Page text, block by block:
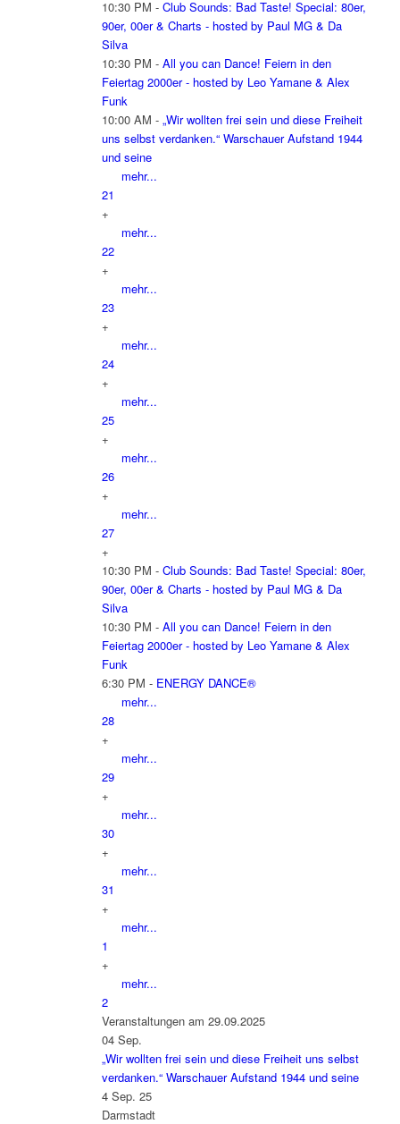
10:30 PM - Club Sounds: Bad Taste! Special: 80er,
90er, 00er & Charts - hosted by Paul MG & Da
Silva
10:30 PM - All you can Dance! Feiern in den
Feiertag 2000er - hosted by Leo Yamane & Alex
Funk
10:00 AM - „Wir wollten frei sein und diese Freiheit
uns selbst verdanken.“ Warschauer Aufstand 1944
und seine
mehr...
21
+
mehr...
22
+
mehr...
23
+
mehr...
24
+
mehr...
25
+
mehr...
26
+
mehr...
27
+
10:30 PM - Club Sounds: Bad Taste! Special: 80er,
90er, 00er & Charts - hosted by Paul MG & Da
Silva
10:30 PM - All you can Dance! Feiern in den
Feiertag 2000er - hosted by Leo Yamane & Alex
Funk
6:30 PM - ENERGY DANCE®
mehr...
28
+
mehr...
29
+
mehr...
30
+
mehr...
31
+
mehr...
1
+
mehr...
2
Veranstaltungen am 29.09.2025
04 Sep.
„Wir wollten frei sein und diese Freiheit uns selbst
verdanken.“ Warschauer Aufstand 1944 und seine
4 Sep. 25
Darmstadt